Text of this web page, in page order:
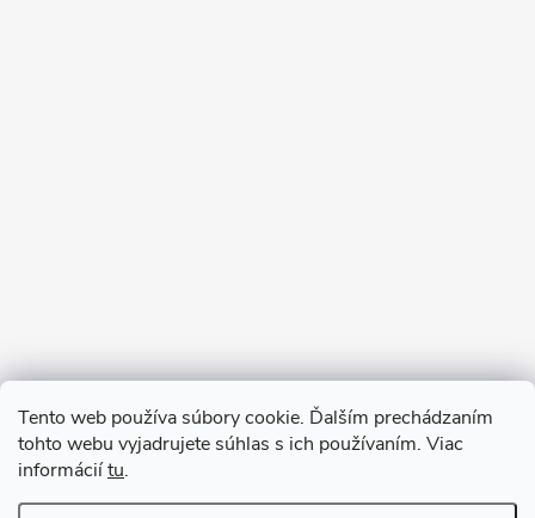
Tento web používa súbory cookie. Ďalším prechádzaním
tohto webu vyjadrujete súhlas s ich používaním. Viac
informáciítu.
Sledovať na Instagrame